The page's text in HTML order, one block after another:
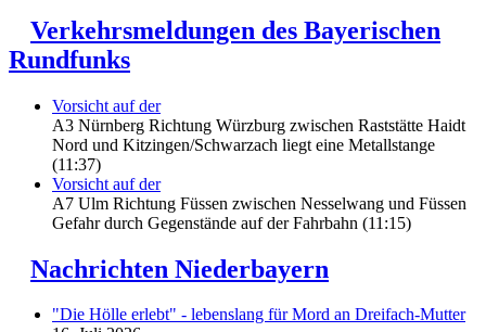
Verkehrsmeldungen des Bayerischen
Rundfunks
Vorsicht auf der
A3 Nürnberg Richtung Würzburg zwischen Raststätte Haidt
Nord und Kitzingen/Schwarzach liegt eine Metallstange
(11:37)
Vorsicht auf der
A7 Ulm Richtung Füssen zwischen Nesselwang und Füssen
Gefahr durch Gegenstände auf der Fahrbahn (11:15)
Nachrichten Niederbayern
"Die Hölle erlebt" - lebenslang für Mord an Dreifach-Mutter